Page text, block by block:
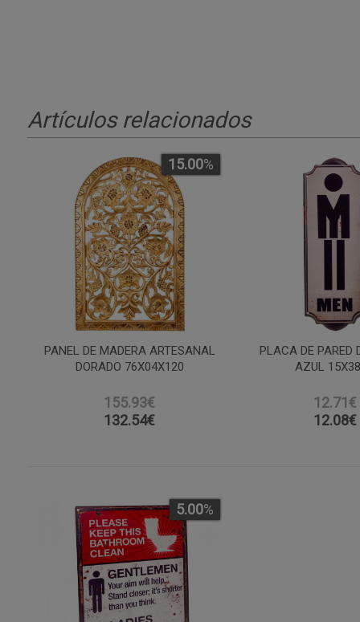
Artículos relacionados
PANEL DE MADERA ARTESANAL
DORADO 76X04X120
155.93€
15.00%
132.54€
PLACA DE PARED
AZUL
12.71€
12.08€
5.00%